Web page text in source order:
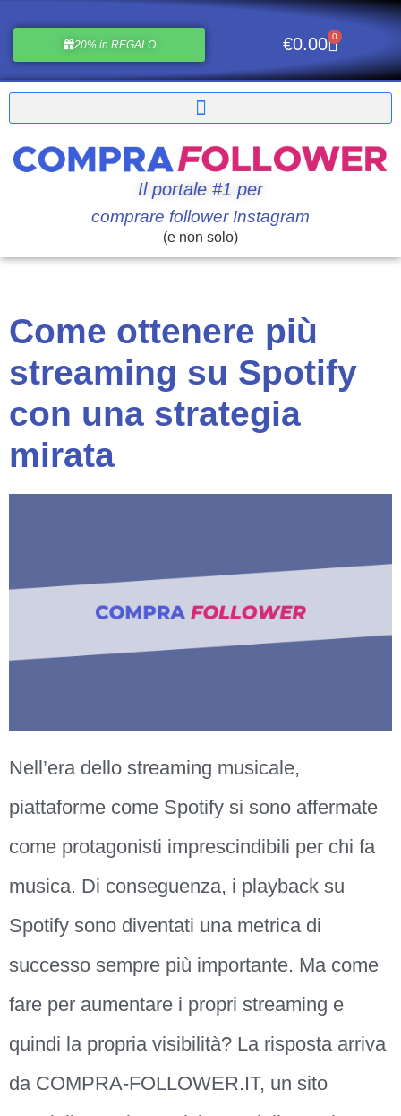
20% in REGALO €0.00 0
Il portale #1 per
comprare follower Instagram
(e non solo)
Come ottenere più
streaming su Spotify
con una strategia
mirata
Nell’era dello streaming musicale,
piattaforme come Spotify si sono affermate
come protagonisti imprescindibili per chi fa
musica. Di conseguenza, i playback su
Spotify sono diventati una metrica di
successo sempre più importante. Ma come
fare per aumentare i propri streaming e
quindi la propria visibilità? La risposta arriva
da COMPRA-FOLLOWER.IT, un sito